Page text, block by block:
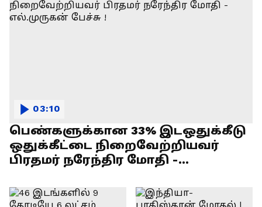
பெண்களுக்கான 33% இடஒதுக்கீடு
ஒதுக்கீட்டை நிறைவேற்றியவர்
பிரதமர் நரேந்திர மோதி -
03:10